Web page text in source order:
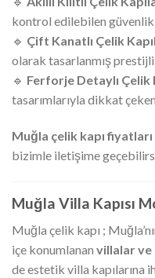
kontrol edilebilen
🔹 Çift Kanatlı Çelik
olarak tasarlanmış
🔹 Ferforje Detaylı Çelik
tasarımlarıyla dikkat
Muğla çelik kapı fiyatları
bizimle iletişime
Muğla Villa Kapısı
Muğla çelik kapı ;
içe konumlanan villalar
de estetik villa kapılarına